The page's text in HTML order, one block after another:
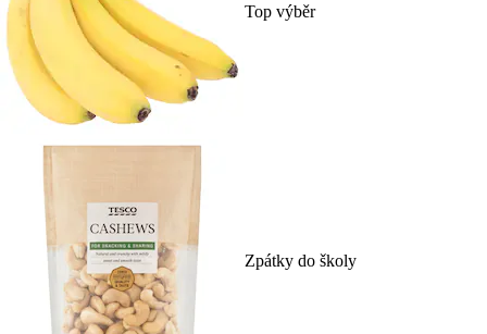
Top výběr
Zpátky do školy